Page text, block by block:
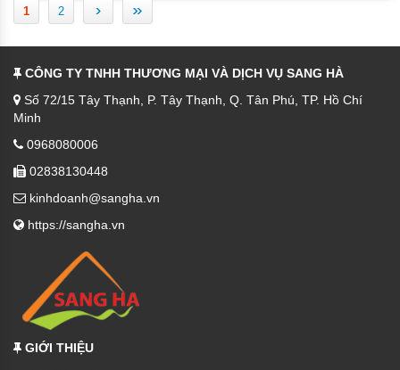
1 2 › »
CÔNG TY TNHH THƯƠNG MẠI VÀ DỊCH VỤ SANG HÀ
Số 72/15 Tây Thạnh, P. Tây Thạnh, Q. Tân Phú, TP. Hồ Chí
Minh
0968080006
02838130448
kinhdoanh@sangha.vn
https://sangha.vn
GIỚI THIỆU